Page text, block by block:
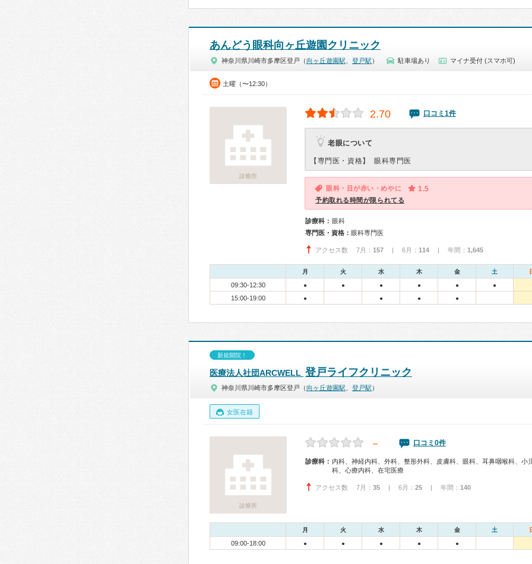
あんどう眼科向ヶ丘遊園クリニック
神奈川県川崎市多摩区登戸（向ヶ丘遊園駅 登戸駅 ） 駐車場あり マイナ受付 (スマホ可)
土曜（〜12:30）
診療所
2.70 口コミ1件
老眼について
【専門医・資格】 眼科専門医
眼科・目が赤い・めやに 1.5
予約取れる時間が限られてる
診療科： 眼科
専門医・資格： 眼科専門医
アクセス数 7月： 157 | 6月： 114 | 年間： 1,645
月 火 水 木 金 土
09:30-12:30 ● ● ● ● ● ●
15:00-19:00 ● ● ● ●
新規開院！
医療法人社団ARCWELL 登戸ライフクリニック
神奈川県川崎市多摩区登戸（向ヶ丘遊園駅 登戸駅 ）
女医在籍
診療所
－ 口コミ0件
診療科： 内科、神経内科、外科、整形外科、皮膚科、眼科、耳鼻咽喉科、小
科、心療内科、在宅医療
アクセス数 7月： 35 | 6月： 25 | 年間： 140
月 火 水 木 金 土
09:00-18:00 ● ● ● ● ●